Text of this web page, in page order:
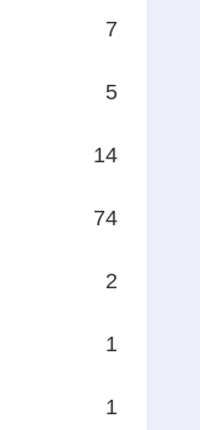
7
5
14
74
2
1
1